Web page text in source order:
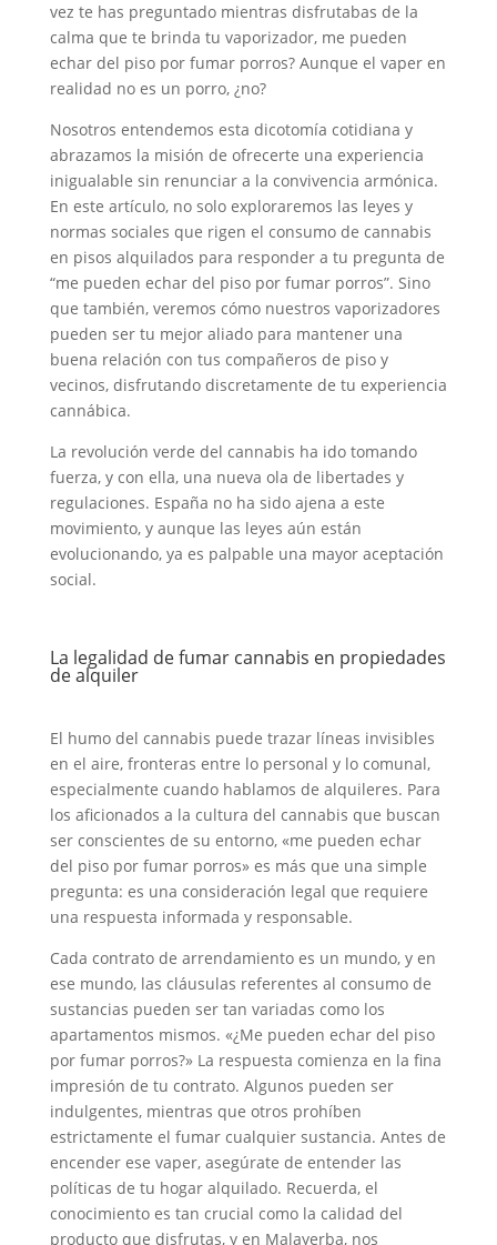
vez te has preguntado mientras disfrutabas de la
calma que te brinda tu vaporizador, me pueden
echar del piso por fumar porros? Aunque el vaper en
realidad no es un porro, ¿no?
Nosotros entendemos esta dicotomía cotidiana y
abrazamos la misión de ofrecerte una experiencia
inigualable sin renunciar a la convivencia armónica.
En este artículo, no solo exploraremos las leyes y
normas sociales que rigen el consumo de cannabis
en pisos alquilados para responder a tu pregunta de
“me pueden echar del piso por fumar porros”. Sino
que también, veremos cómo nuestros vaporizadores
pueden ser tu mejor aliado para mantener una
buena relación con tus compañeros de piso y
vecinos, disfrutando discretamente de tu experiencia
cannábica.
La revolución verde del cannabis ha ido tomando
fuerza, y con ella, una nueva ola de libertades y
regulaciones. España no ha sido ajena a este
movimiento, y aunque las leyes aún están
evolucionando, ya es palpable una mayor aceptación
social.
La legalidad de fumar cannabis en propiedades
de alquiler
El humo del cannabis puede trazar líneas invisibles
en el aire, fronteras entre lo personal y lo comunal,
especialmente cuando hablamos de alquileres. Para
los aficionados a la cultura del cannabis que buscan
ser conscientes de su entorno, «me pueden echar
del piso por fumar porros» es más que una simple
pregunta: es una consideración legal que requiere
una respuesta informada y responsable.
Cada contrato de arrendamiento es un mundo, y en
ese mundo, las cláusulas referentes al consumo de
sustancias pueden ser tan variadas como los
apartamentos mismos. «¿Me pueden echar del piso
por fumar porros?» La respuesta comienza en la fina
impresión de tu contrato. Algunos pueden ser
indulgentes, mientras que otros prohíben
estrictamente el fumar cualquier sustancia. Antes de
encender ese vaper, asegúrate de entender las
políticas de tu hogar alquilado. Recuerda, el
conocimiento es tan crucial como la calidad del
producto que disfrutas, y en Malayerba, nos